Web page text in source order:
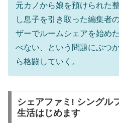
元カノから娘を預けられた
し息子を引き取った編集者
ザーでルームシェアを始め
べない、という問題にぶつ
ら格闘していく。
シェアファミ! シングル
生活はじめます